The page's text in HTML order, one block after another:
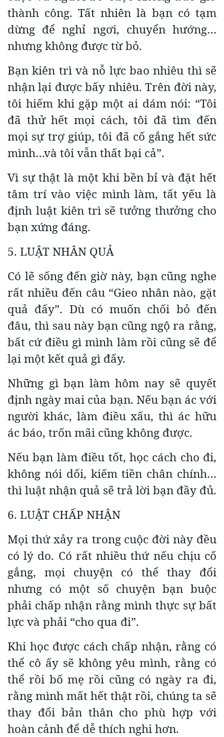
thành công. Tất nhiên là bạn có tạm
dừng để nghỉ ngơi, chuyển hướng…
nhưng không được từ bỏ.
Bạn kiên trì và nỗ lực bao nhiêu thì sẽ
nhận lại được bấy nhiêu. Trên đời này,
tôi hiếm khi gặp một ai dám nói: “Tôi
đã thử hết mọi cách, tôi đã tìm đến
mọi sự trợ giúp, tôi đã cố gắng hết sức
mình…và tôi vẫn thất bại cả”.
Vì sự thật là một khi bền bỉ và đặt hết
tâm trí vào việc mình làm, tất yếu là
định luật kiên trì sẽ tưởng thưởng cho
bạn xứng đáng.
5. LUẬT NHÂN QUẢ
Có lẽ sống đến giờ này, bạn cũng nghe
rất nhiều đến câu “Gieo nhân nào, gặt
quả đấy”. Dù có muốn chối bỏ đến
đâu, thì sau này bạn cũng ngộ ra rằng,
bất cứ điều gì mình làm rồi cũng sẽ để
lại một kết quả gì đấy.
Những gì bạn làm hôm nay sẽ quyết
định ngày mai của bạn. Nếu bạn ác với
người khác, làm điều xấu, thì ác hữu
ác báo, trốn mãi cũng không được.
Nếu bạn làm điều tốt, học cách cho đi,
không nói dối, kiếm tiền chân chính…
thì luật nhận quả sẽ trả lời bạn đầy đủ.
6. LUẬT CHẤP NHẬN
Mọi thứ xảy ra trong cuộc đời này đều
có lý do. Có rất nhiều thứ nếu chịu cố
gắng, mọi chuyện có thể thay đổi
nhưng có một số chuyện bạn buộc
phải chấp nhận rằng mình thực sự bất
lực và phải “cho qua đi”.
Khi học được cách chấp nhận, rằng có
thể cô ấy sẽ không yêu mình, rằng có
thể rồi bố mẹ rồi cũng có ngày ra đi,
rằng mình mất hết thật rồi, chúng ta sẽ
thay đổi bản thân cho phù hợp với
hoàn cảnh để dễ thích nghi hơn.